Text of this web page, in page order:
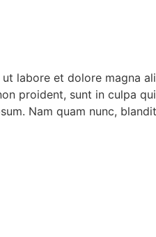
labore et dolore magna
proident, sunt in culpa
Nam quam nunc,